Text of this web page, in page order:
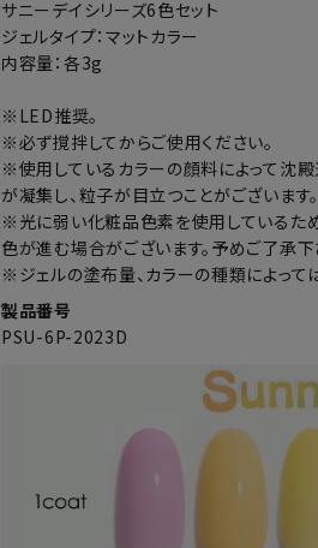
サニーデイシリーズ6色セット
ジェルタイプ：マットカラー
内容量：各3g
※LED推奨。
※必ず撹拌してからご使用ください。
※使用しているカラーの顔料によって沈
が凝集し、粒子が目立つことがございます。
※光に弱い化粧品色素を使用しているた
色が進む場合がございます。予めご了承下
※ジェルの塗布量、カラーの種類によっ
製品番号
PSU-6P-2023D